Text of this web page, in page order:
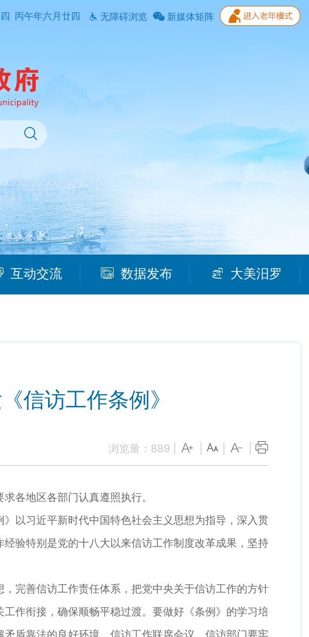
丙午年六月廿四 无障碍浏览 新媒体矩阵
互动交流 数据发布 大美汨罗
信访工作条例》
浏览量： 889
各地区各部门认真遵照执行。
以习近平新时代中国特色社会主义思想为指导，深入贯
验特别是党的十八大以来信访工作制度改革成果，坚持
完善信访工作责任体系，把党中央关于信访工作的方针
作衔接，确保顺畅平稳过渡。要做好《条例》的学习培
盾靠法的良好环境。信访工作联席会议、信访部门要牢